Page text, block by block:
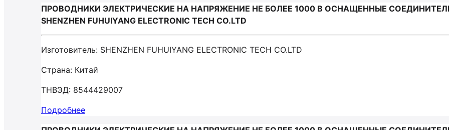
ПРОВОДНИКИ ЭЛЕКТРИЧЕСКИЕ НА НАПРЯЖЕНИЕ НЕ БОЛЕЕ 1000 В ОСНАЩЕННЫЕ
SHENZHEN FUHUIYANG ELECTRONIC TECH CO.LTD
Изготовитель: SHENZHEN FUHUIYANG ELECTRONIC TECH CO.LTD
Страна: Китай
ТНВЭД: 8544429007
Подробнее